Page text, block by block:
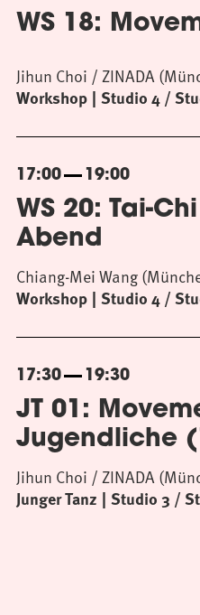
WS 18:
Workshop Studio 4 /
Jihun Choi / ZINADA
17:00 19:00
WS 20: Tai-
Abend
Workshop Studio 4 /
Chiang-Mei Wang
17:30 19:30
JT 01:
Jugendliche
Junger Tanz Studio 3 /
Jihun Choi / ZINADA